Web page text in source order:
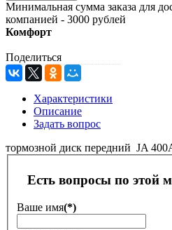
Минимальная сумма заказа для
компанией - 3000 рублей
Комфорт
Поделиться
Характеристики
Описание
Задать вопрос
тормозной диск передний JA
Есть вопросы по этой
Ваше имя(*)